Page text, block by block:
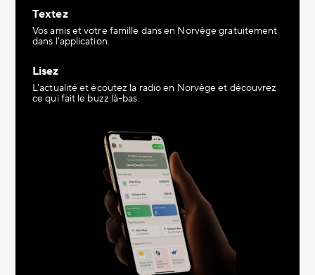
Textez
Vos amis et votre famille dans en Norvège gratuitement
dans l'application.
Lisez
L'actualité et écoutez la radio en Norvège et découvrez
ce qui fait le buzz là-bas.